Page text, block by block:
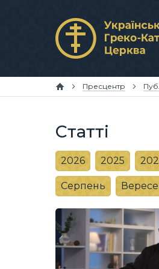
Пресцентр
Статті
2026 2025
Серпень